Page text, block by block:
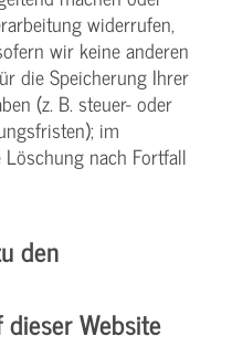
widerrufen,
wir keine anderen
die Speicherung Ihrer
(z. B. steuer- oder
im
nach Fortfall
den
Website